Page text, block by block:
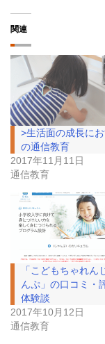
関連
>生活面の成長に
の通信教育
2017年11月11日
通信教育
「こどもちゃれん
んぷ」の口コミ・
体験談
2017年10月12日
通信教育